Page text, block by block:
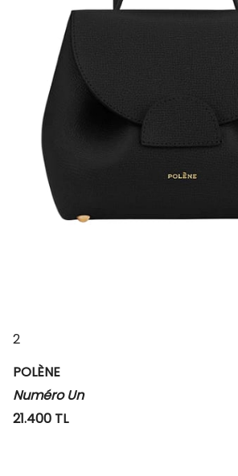
2
POLÈNE
Numéro Un
21.400 TL